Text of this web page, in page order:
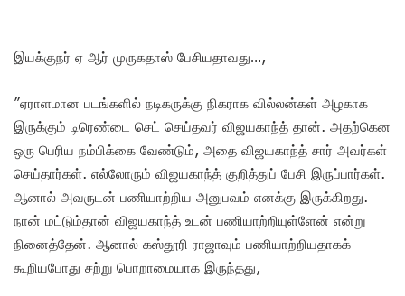
இயக்குநர் ஏ ஆர் முருகதாஸ் பேசியதாவது…,
”ஏராளமான படங்களில் நடிகருக்கு நிகராக வில்லன்கள் அழகாக
இருக்கும் டிரெண்டை செட் செய்தவர் விஜயகாந்த் தான். அதற்கென
ஒரு பெரிய நம்பிக்கை வேண்டும், அதை விஜயகாந்த் சார் அவர்கள்
செய்தார்கள். எல்லோரும் விஜயகாந்த் குறித்துப் பேசி இருப்பார்கள்.
ஆனால் அவருடன் பணியாற்றிய அனுபவம் எனக்கு இருக்கிறது.
நான் மட்டும்தான் விஜயகாந்த் உடன் பணியாற்றியுள்ளேன் என்று
நினைத்தேன். ஆனால் கஸ்தூரி ராஜாவும் பணியாற்றியதாகக்
கூறியபோது சற்று பொறாமையாக இருந்தது,